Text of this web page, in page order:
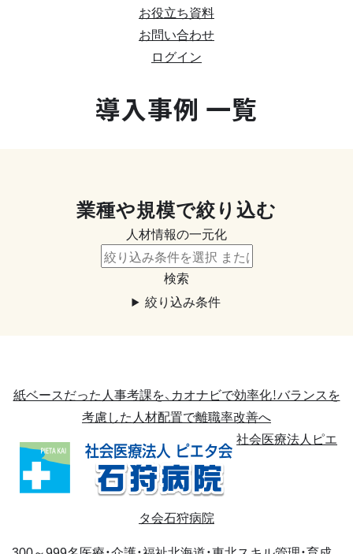
お役立ち資料
お問い合わせ
ログイン
導入事例 一覧
業種や規模で絞り込む
人材情報の一元化
検索
絞り込み条件
紙ベースだった人事考課を、カオナビで効率化！バランスを
考慮した人材配置で離職率改善へ
社会医療法人ピエ
タ会石狩病院